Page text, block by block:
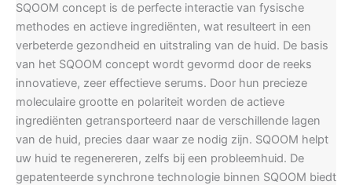
SQOOM concept is de perfecte interactie van fysische
methodes en actieve ingrediënten, wat resulteert in een
verbeterde gezondheid en uitstraling van de huid. De basis
van het SQOOM concept wordt gevormd door de reeks
innovatieve, zeer effectieve serums. Door hun precieze
moleculaire grootte en polariteit worden de actieve
ingrediënten getransporteerd naar de verschillende lagen
van de huid, precies daar waar ze nodig zijn. SQOOM helpt
uw huid te regenereren, zelfs bij een probleemhuid. De
gepatenteerde synchrone technologie binnen SQOOM biedt